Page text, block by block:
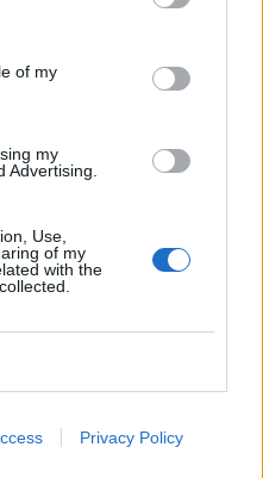
of my
my
Advertising.
Use,
of my
with the
Privacy Policy
2027: Όλα όσα
για τις καλοκαιρινές τους
επόμενες αποδράσεις τους
Τουρισμός για Όλους